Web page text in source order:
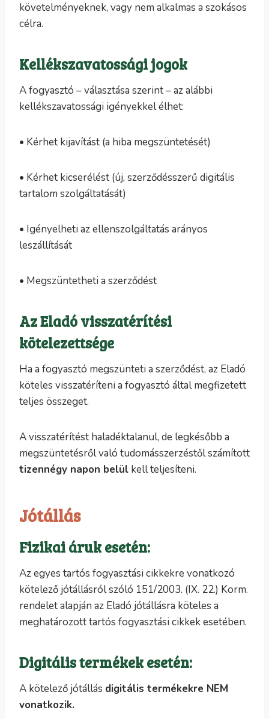
követelményeknek, vagy nem alkalmas a szokásos
célra.
Kellékszavatossági jogok
A fogyasztó – választása szerint – az alábbi
kellékszavatossági igényekkel élhet:
• Kérhet kijavítást (a hiba megszüntetését)
• Kérhet kicserélést (új, szerződésszerű digitális
tartalom szolgáltatását)
• Igényelheti az ellenszolgáltatás arányos
leszállítását
• Megszüntetheti a szerződést
Az Eladó visszatérítési
kötelezettsége
Ha a fogyasztó megszünteti a szerződést, az Eladó
köteles visszatéríteni a fogyasztó által megfizetett
teljes összeget.
A visszatérítést haladéktalanul, de legkésőbb a
megszüntetésről való tudomásszerzéstől számított
tizennégy napon belül kell teljesíteni.
Jótállás
Fizikai áruk esetén:
Az egyes tartós fogyasztási cikkekre vonatkozó
kötelező jótállásról szóló 151/2003. (IX. 22.) Korm.
rendelet alapján az Eladó jótállásra köteles a
meghatározott tartós fogyasztási cikkek esetében.
Digitális termékek esetén:
A kötelező jótállás digitális termékekre NEM
vonatkozik.